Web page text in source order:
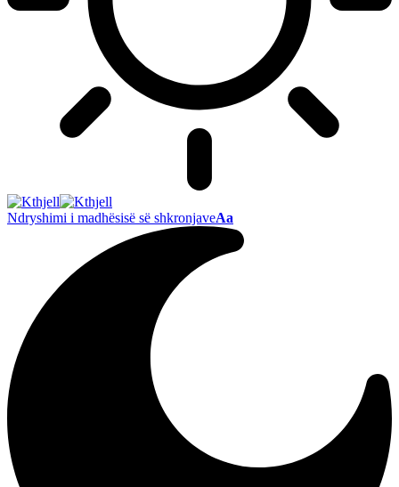
Ndryshimi i madhësisë së shkronjaveAa